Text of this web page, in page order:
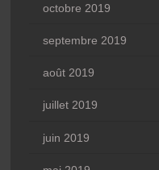
octobre 2019
septembre 2019
août 2019
juillet 2019
juin 2019